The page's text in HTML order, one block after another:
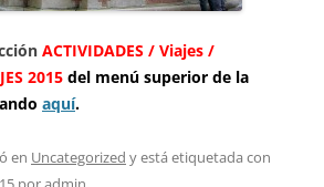
ACTIVIDADES / Viajes /
2015 del menú superior de la
aquí.
en Uncategorized y está etiquetada con